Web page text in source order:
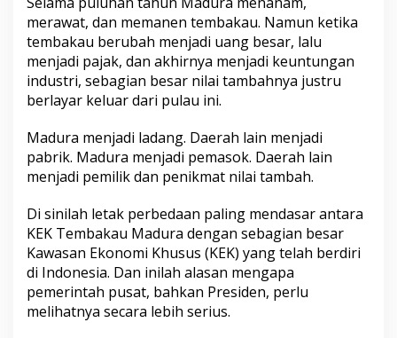
merawat, dan memanen tembakau. Namun ketika
tembakau berubah menjadi uang besar, lalu
menjadi pajak, dan akhirnya menjadi keuntungan
industri, sebagian besar nilai tambahnya justru
berlayar keluar dari pulau ini.
Madura menjadi ladang. Daerah lain menjadi
pabrik. Madura menjadi pemasok. Daerah lain
menjadi pemilik dan penikmat nilai tambah.
Di sinilah letak perbedaan paling mendasar antara
KEK Tembakau Madura dengan sebagian besar
Kawasan Ekonomi Khusus (KEK) yang telah berdiri
di Indonesia. Dan inilah alasan mengapa
pemerintah pusat, bahkan Presiden, perlu
melihatnya secara lebih serius.